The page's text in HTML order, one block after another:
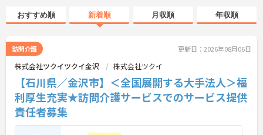
おすすめ順 新着順 月収順 年収順
訪問介護 更新日：2026年08月06日
株式会社ツクイツクイ金沢 株式会社ツクイ
【石川県／金沢市】＜全国展開する大手法人＞福
利厚生充実★訪問介護サービスでのサービス提供
責任者募集